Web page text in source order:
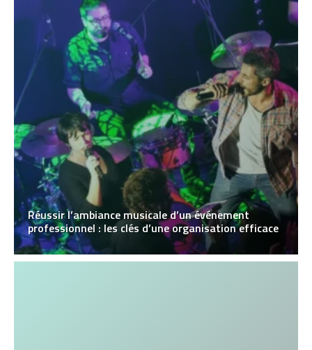
Réussir l’ambiance musicale d’un événement
professionnel : les clés d’une organisation efficace